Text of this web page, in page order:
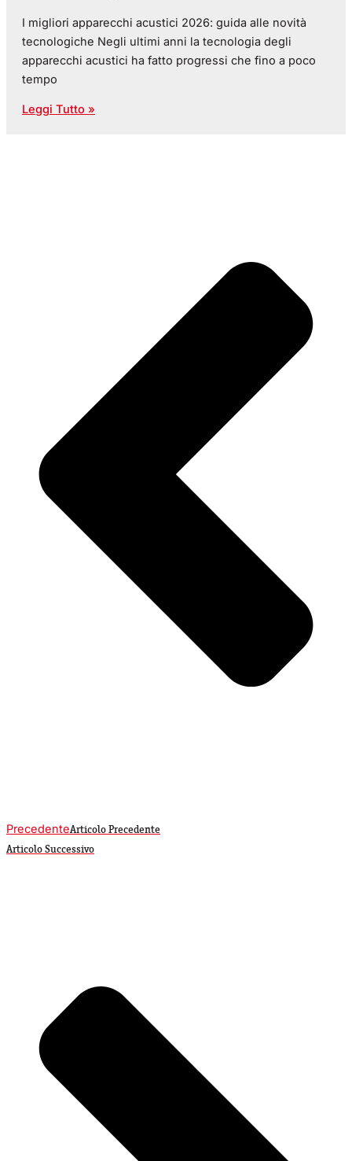
I migliori apparecchi acustici 2026: guida alle novità
tecnologiche Negli ultimi anni la tecnologia degli
apparecchi acustici ha fatto progressi che fino a poco
tempo
Leggi Tutto »
PrecedenteArticolo Precedente
Articolo Successivo